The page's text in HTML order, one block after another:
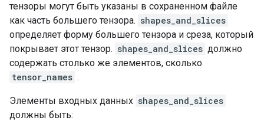
тензоры могут быть указаны в сохраненном файле
как часть большего тензора. shapes_and_slices
определяет форму большего тензора и среза, который
покрывает этот тензор. shapes_and_slices должно
содержать столько же элементов, сколько
tensor_names .
Элементы входных данных shapes_and_slices
должны быть: